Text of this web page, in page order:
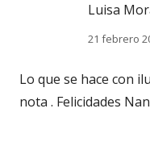
Luisa
21 febrero
Lo que se hace con
nota . Felicidades